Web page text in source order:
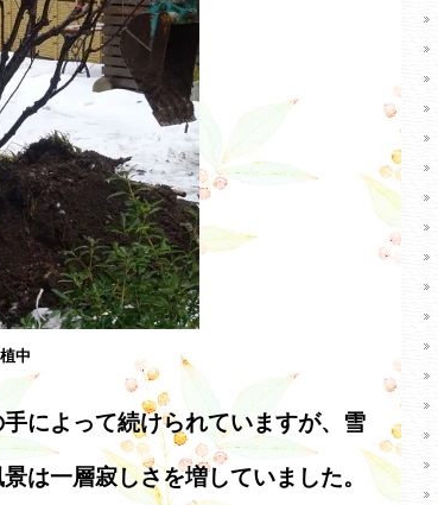
中
によって続けられていますが、雪
は一層寂しさを増していました。